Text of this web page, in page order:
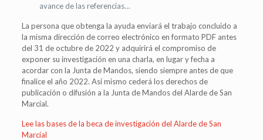
avance de las referencias…
La persona que obtenga la ayuda enviará el trabajo concluido a
la misma dirección de correo electrónico en formato PDF antes
del 31 de octubre de 2022 y adquirirá el compromiso de
exponer su investigación en una charla, en lugar y fecha a
acordar con la Junta de Mandos, siendo siempre antes de que
finalice el año 2022. Así mismo cederá los derechos de
publicación o difusión a la Junta de Mandos del Alarde de San
Marcial.
Lee las bases de la beca de investigación del Alarde de San
Marcial